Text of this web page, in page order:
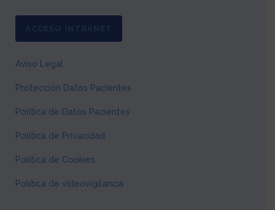
ACCESO INTRANET
Aviso Legal
Protección Datos Pacientes
Política de Datos Pacientes
Política de Privacidad
Política de Cookies
Política de videovigilancia